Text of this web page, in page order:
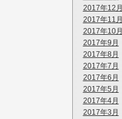
2017年12月
2017年11月
2017年10月
2017年9月
2017年8月
2017年7月
2017年6月
2017年5月
2017年4月
2017年3月